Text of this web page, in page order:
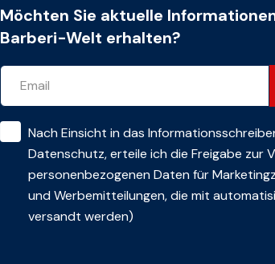
Möchten Sie aktuelle
Barberi-Welt erhalten?
Nach Einsicht in das
Datenschutz, erteile ich die Freigabe zur
personenbezogenen Daten für
und Werbemitteilungen, die mit
versandt werden)